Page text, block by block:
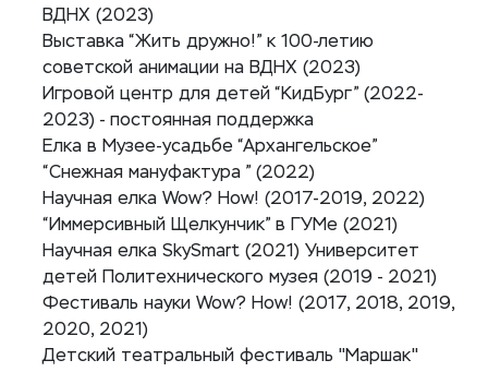
ВДНХ (2023)
Выставка “Жить дружно!” к 100-летию
советской анимации на ВДНХ (2023)
Игровой центр для детей “КидБург” (2022-
2023) - постоянная поддержка
Елка в Музее-усадьбе “Архангельское”
“Снежная мануфактура ” (2022)
Научная елка Wow? How! (2017-2019, 2022)
“Иммерсивный Щелкунчик” в ГУМе (2021)
Научная елка SkySmart (2021) Университет
детей Политехнического музея (2019 - 2021)
Фестиваль науки Wow? How! (2017, 2018, 2019,
2020, 2021)
Детский театральный фестиваль "Маршак"